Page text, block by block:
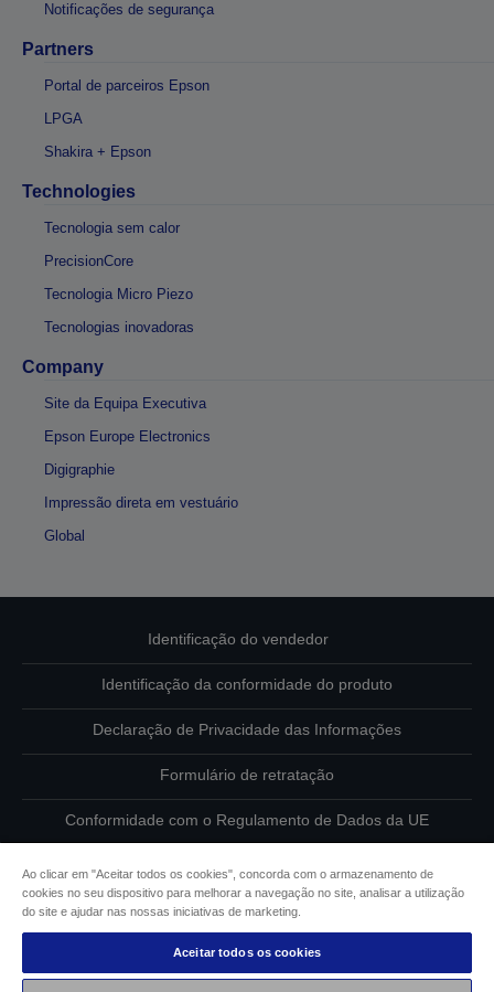
Notificações de segurança
Partners
Portal de parceiros Epson
LPGA
Shakira + Epson
Technologies
Tecnologia sem calor
PrecisionCore
Tecnologia Micro Piezo
Tecnologias inovadoras
Company
Site da Equipa Executiva
Epson Europe Electronics
Digigraphie
Impressão direta em vestuário
Global
Identificação do vendedor
Identificação da conformidade do produto
Declaração de Privacidade das Informações
Formulário de retratação
Conformidade com o Regulamento de Dados da UE
Informações sobre cookies
Compromisso da Epson para com a acessibilidade
Ao clicar em "Aceitar todos os cookies", concorda com o armazenamento de
cookies no seu dispositivo para melhorar a navegação no site, analisar a utilização
do site e ajudar nas nossas iniciativas de marketing.
Aceitar todos os cookies